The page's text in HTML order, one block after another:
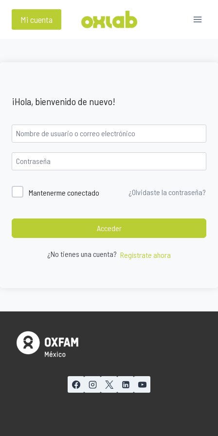
contenido
Mi cuenta
¡Hola, bienvenido de nuevo!
Mantenerme conectado ¿Olvidaste la contraseña?
Acceder
¿No tienes una cuenta? Regístrate ahora